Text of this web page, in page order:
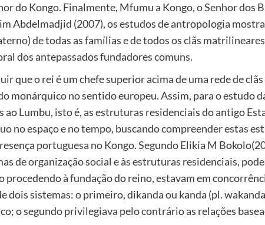
do Kongo. Finalmente, Mfumu a Kongo, o Senhor dos
Abdelmadjid (2007), os estudos de antropologia
de todas as famílias e de todos os clãs
dos antepassados fundadores comuns.
que o rei é um chefe superior acima de uma rede de
monárquico no sentido europeu. Assim, para o estudo
ao Lumbu, isto é, as estruturas residenciais do antigo
no espaço e no tempo, buscando compreender estas
portuguesa no Kongo. Segundo Elikia M
de organização social e às estruturas residenciais,
procedendo à fundação do reino, estavam em
dois sistemas: o primeiro, dikanda ou kanda (pl.
o segundo privilegiava pelo contrário as relações